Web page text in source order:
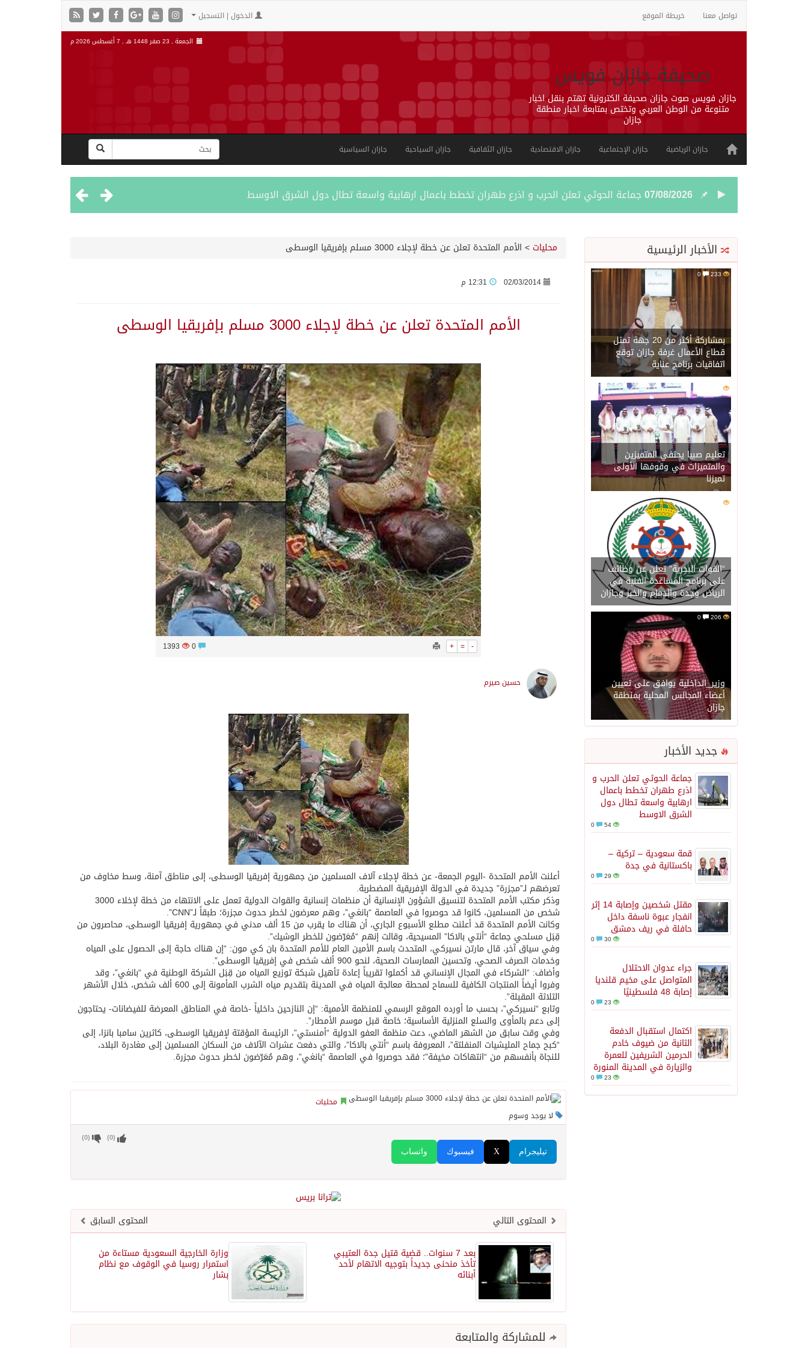
تواصل معنا خريطة الموقع الدخول | التسجيل
صحيفة جازان فويس
جازان فويس صوت جازان صحيفة الكترونية تهتم بنقل اخبار
متنوعة من الوطن العربي وتختص بمتابعة اخبار منطقة
جازان
الجمعة , 23 صفر 1448 هـ , 7 أغسطس 2026 م
جازان الرياضية جازان الإجتماعية جازان الاقتصادية جازان الثقافية جازان السياحية جازان السياسية
07/08/2026جماعة الحوثي تعلن الحرب و اذرع طهران تخطط باعمال ارهابية واسعة تطال دول الشرق الاوسط
07/08/2026مقتل شخصين وإصابة 14 إثر انفجار عبوة ناسفة داخل حافلة في ريف دمشق
07/08/2026جراء عدوان الاحتلال المتواصل على مخيم قلنديا إصابة 48 فلسطينيًا
07/08/2026اكتمال استقبال الدفعة الثانية من ضيوف خادم الحرمين الشريفين للعمرة والزيارة في المدينة المنورة
07/08/2026التحالف: إصابة (11) مدنياً في نجران نتيجة اعتداءات حوثية إرهابية
07/08/2026التحالف يعزي الحكومة اليمنية في استشهاد قوات يمنية جراء هجوم حوثي غادر
07/08/2026مصدر سعودي مسؤول: تنسيق بين الميليشيات الحوثية والعراقية وإيران للإعداد لاعتداءات تستهدف المملكة
07/08/2026حالة الطقس المتوقعة اليوم في المملكة
07/08/2026إجتماع المكتب التعريفي للمتقاعدين بالصوارمة-مركز الحكامية
الأخبار الرئيسية
233
بمشاركة أكثر من 20 جهة تمثل
قطاع الأعمال غرفة جازان توقع
اتفاقيات برنامج عناية
215
تعليم صبيا يحتفي المتميزين
والمتميزات في وقوفها الأولى
تميزنا
207
“القوات البحرية” تعلن عن وظائف
على برنامج المساعدة الفنية في
الرياض وجدة والدمام والخبر وجازان
206
وزير_الداخلية يوافق على تعيين
أعضاء المجالس المحلية بمنطقة
جازان
جديد الأخبار
جماعة الحوثي تعلن الحرب و
اذرع طهران تخطط باعمال
ارهابية واسعة تطال دول
الشرق الاوسط
54
قمة سعودية – تركية –
باكستانية في جدة
29
مقتل شخصين وإصابة 14 إثر
انفجار عبوة ناسفة داخل
حافلة في ريف دمشق
30
جراء عدوان الاحتلال
المتواصل على مخيم قلنديا
إصابة 48 فلسطينيًا
23
اكتمال استقبال الدفعة
الثانية من ضيوف خادم
الحرمين الشريفين للعمرة
والزيارة في المدينة المنورة
23
محليات > الأمم المتحدة تعلن عن خطة لإجلاء 3000 مسلم بإفريقيا الوسطى
02/03/2014
الأمم المتحدة تعلن عن خطة لإجلاء 3000 مسلم بإفريقيا الوسطى
+ = -
1393
حسين صيرم
أعلنت الأمم المتحدة -اليوم الجمعة- عن خطة لإجلاء آلاف المسلمين من جمهورية إفريقيا الوسطى، إلى مناطق آمنة، وسط مخاوف من
تعرضهم لـ”مجزرة” جديدة في الدولة الإفريقية المضطربة.
وذكر مكتب الأمم المتحدة لتنسيق الشؤون الإنسانية أن منظمات إنسانية والقوات الدولية تعمل على الانتهاء من خطة لإخلاء 3000
شخص من المسلمين، كانوا قد حوصروا في العاصمة “بانغي”، وهم معرضون لخطر حدوث مجزرة؛ طبقاً لـ”CNN”.
وكانت الأمم المتحدة قد أعلنت مطلع الأسبوع الجاري، أن هناك ما يقرب من 15 ألف مدني في جمهورية إفريقيا الوسطى، محاصرون من
قِبَل مسلحي جماعة “أنتي بالاكا” المسيحية، وقالت إنهم “مُعَرّضون للخطر الوشيك”.
وفي سياق آخر، قال مارتن نسيركي، المتحدث باسم الأمين العام للأمم المتحدة بان كي مون: “إن هناك حاجة إلى الحصول على المياه
وخدمات الصرف الصحي، وتحسين الممارسات الصحية، لنحو 900 ألف شخص في إفريقيا الوسطى”.
وأضاف: “الشركاء في المجال الإنساني قد أكملوا تقريباً إعادة تأهيل شبكة توزيع المياه من قِبَل الشركة الوطنية في “بانغي”، وقد
وفروا أيضاً المنتجات الكافية للسماح لمحطة معالجة المياه في المدينة بتقديم مياه الشرب المأمونة إلى 600 ألف شخص، خلال الأشهر
الثلاثة المقبلة”.
وتابع “نسيركي”، بحسب ما أورده الموقع الرسمي للمنظمة الأممية: “إن النازحين داخلياً -خاصة في المناطق المعرضة للفيضانات- يحتاجون
إلى دعم بالمأوى والسلع المنزلية الأساسية؛ خاصة قبل موسم الأمطار”.
وفي وقت سابق من الشهر الماضي، دعت منظمة العفو الدولية “أمنستي”، الرئيسة المؤقتة لإفريقيا الوسطى، كاثرين سامبا بانزا، إلى
“كبح جماح المليشيات المنفلتة”، المعروفة باسم “أنتي بالاكا”، والتي دفعت عشرات الآلاف من السكان المسلمين إلى مغادرة البلاد،
للنجاة بأنفسهم من “انتهاكات مخيفة”؛ فقد حوصروا في العاصمة “بانغي”، وهم مُعَرّضون لخطر حدوث مجزرة.
محليات
لا يوجد وسوم
واتساب فيسبوك X تيليجرام
(
0
) (
0
)
المحتوى السابق
المحتوى التالي
وزارة الخارجية السعودية مستاءة من
استمرار روسيا في الوقوف مع نظام
بشار
بعد 7 سنوات.. قضية قتيل جدة العتيبي
تأخذ منحنى جديداً بتوجيه الاتهام لأحد
أبنائه
للمشاركة والمتابعة